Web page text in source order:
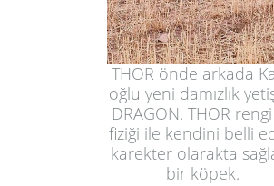
THOR önde arkada
oğlu yeni damızlık
DRAGON. THOR
fiziği ile kendini belli
karekter olarakta
bir köpek.